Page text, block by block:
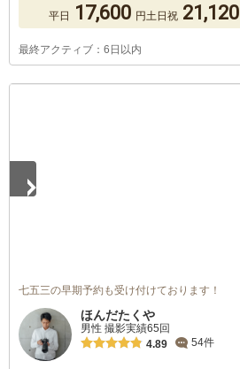
平日 17,600 円土日祝 21,120
最終アクティブ：6日以内
七五三の早期予約も受け付けております！
ほんだたくや
男性 撮影実績65回
4.89
54件